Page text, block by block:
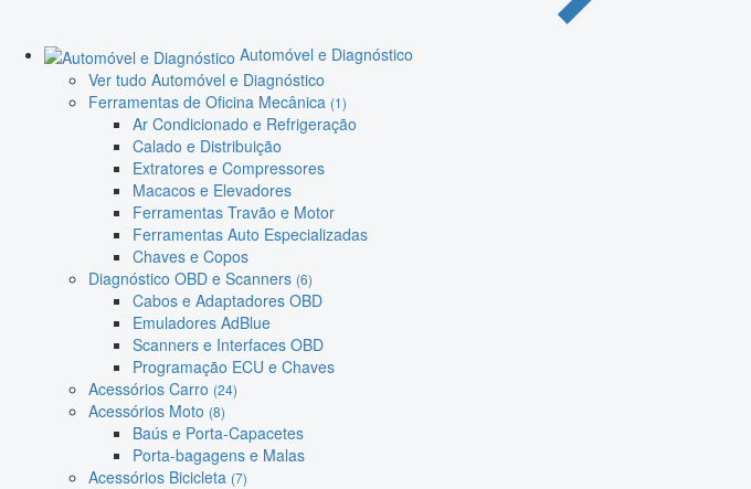
Automóvel e Diagnóstico
Ver tudo Automóvel e Diagnóstico
Ferramentas de Oficina Mecânica (1)
Ar Condicionado e Refrigeração
Calado e Distribuição
Extratores e Compressores
Macacos e Elevadores
Ferramentas Travão e Motor
Ferramentas Auto Especializadas
Chaves e Copos
Diagnóstico OBD e Scanners (6)
Cabos e Adaptadores OBD
Emuladores AdBlue
Scanners e Interfaces OBD
Programação ECU e Chaves
Acessórios Carro (24)
Acessórios Moto (8)
Baús e Porta-Capacetes
Porta-bagagens e Malas
Acessórios Bicicleta (7)